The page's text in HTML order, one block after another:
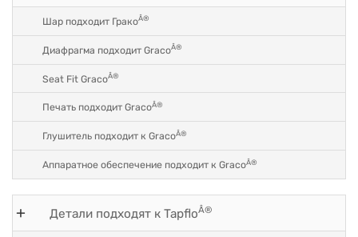
Шар подходит ГракоÂ®
Диафрагма подходит GracoÂ®
Seat Fit GracoÂ®
Печать подходит GracoÂ®
Глушитель подходит к GracoÂ®
Аппаратное обеспечение подходит к GracoÂ®
Детали подходят к TapfloÂ®